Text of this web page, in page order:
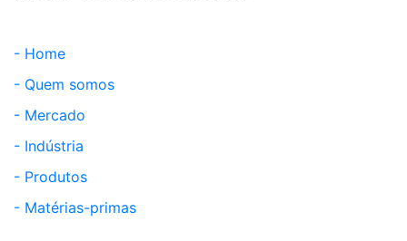
- Home
- Quem somos
- Mercado
- Indústria
- Produtos
- Matérias-primas